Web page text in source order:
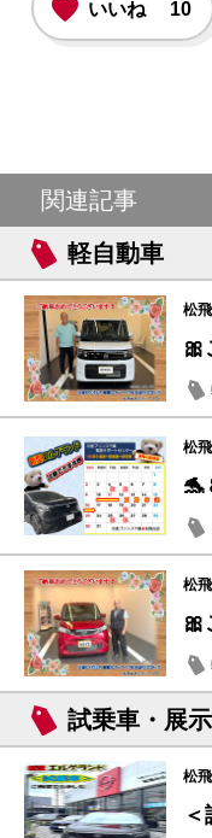
いいね 10
関連記事
軽自動車
松
🎀
松
🐬
松
🎀
試乗車・展
松